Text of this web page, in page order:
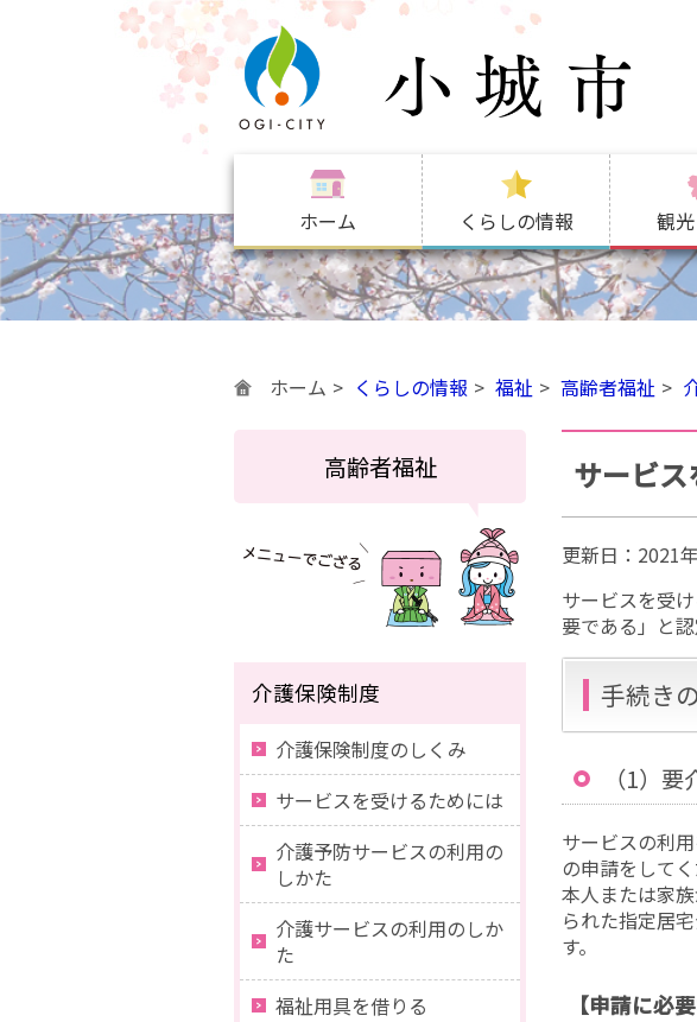
ホーム くらしの情報 観
ホーム くらしの情報 福祉 高齢者福祉
サービ
更新日： 2021
サービスを受
要である」と
手続き
（1）
サービスの利
の申請をしてく
本人または家族
られた指定居
す。
【申請に必
高齢者福祉
介護保険制度
介護保険制度のしくみ
サービスを受けるためには
介護予防サービスの利用の
しかた
介護サービスの利用のしか
た
福祉用具を借りる